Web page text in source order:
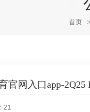
首页
官网入口app-
21